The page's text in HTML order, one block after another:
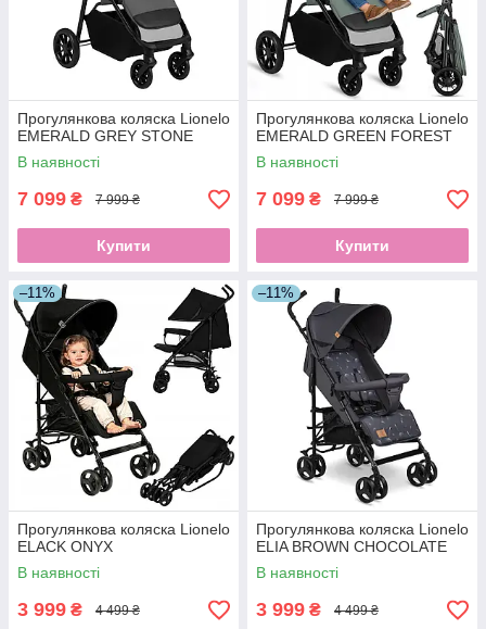
Прогулянкова коляска Lionelo
EMERALD GREY STONE
В наявності
7 099 ₴ 7 999 ₴
Купити
Прогулянкова коляска Lionelo
EMERALD GREEN FOREST
В наявності
7 099 ₴ 7 999 ₴
Купити
–11%
Прогулянкова коляска Lionelo
ELACK ONYX
В наявності
3 999 ₴ 4 499 ₴
–11%
Прогулянкова коляска Lionelo
ELIA BROWN CHOCOLATE
В наявності
3 999 ₴ 4 499 ₴